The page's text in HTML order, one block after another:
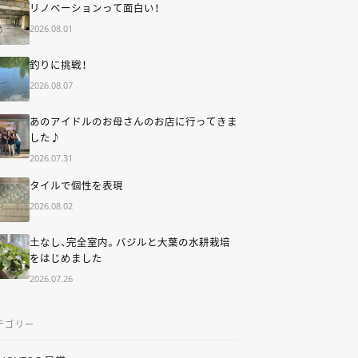
リノベーションって面白い！
2026.08.01
釣りに挑戦！
2026.08.07
あのアイドルのお母さんのお店に行ってきま
した♪
2026.07.31
タイルで個性を表現
2026.08.02
土なし、完全室内。バジルと大葉の水耕栽培
をはじめました
2026.07.26
ゴリー